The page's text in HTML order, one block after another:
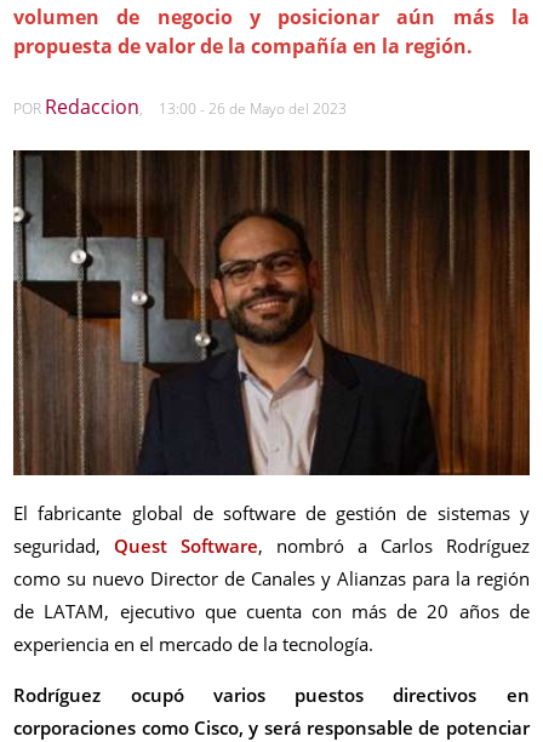
volumen de negocio y posicionar aún más la
propuesta de valor de la compañía en la región.
POR Redaccion, 13:00 - 26 de Mayo del 2023
El fabricante global de software de gestión de sistemas y
seguridad,Quest Software, nombró a Carlos Rodríguez
como su nuevo Director de Canales y Alianzas para la región
de LATAM, ejecutivo que cuenta con más de 20 años de
experiencia en el mercado de la tecnología.
Rodríguez ocupó varios puestos directivos en
corporaciones como Cisco, y será responsable de potenciar